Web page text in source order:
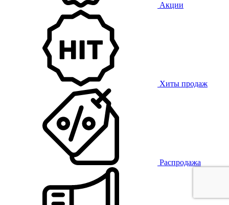
Акции
Хиты продаж
Распродажа